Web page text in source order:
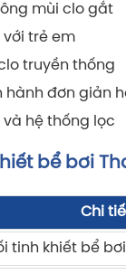
mùi clo gắt
trẻ em
truyền thống
hành đơn giản
hệ thống lọc
bể bơi
Chi
tinh khiết bể